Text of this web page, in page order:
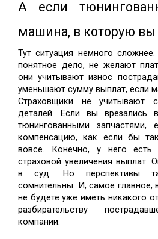
А если
машина, в которую вы
Тут ситуация немного
понятное дело, не желают
они учитывают износ
уменьшают сумму выплат, если
Страховщики не учитывают
деталей. Если вы врезались
тюнингованными запчастями,
компенсацию, как если бы
вовсе. Конечно, у него есть
страховой увеличения выплат.
в суд. Но перспективы
сомнительны. И, самое
не будете уже иметь никакого
разбирательству
компании.